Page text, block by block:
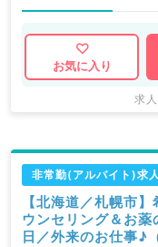
お気に入り
求
非常勤(アルバイト)求人
【北海道／札幌市
ウンセリング＆お
日／外来のお仕事♪